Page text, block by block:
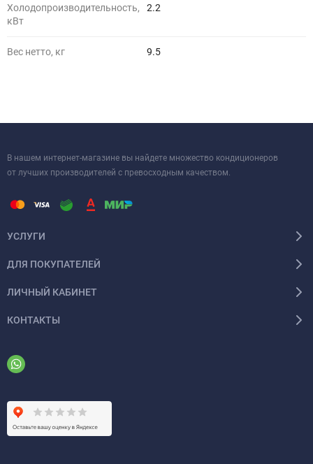
Холодопроизводительность,
кВт
2.2
Вес нетто, кг 9.5
В нашем интернет-магазине вы найдете множество кондиционеров
от лучших производителей с превосходным качеством.
УСЛУГИ
ДЛЯ ПОКУПАТЕЛЕЙ
ЛИЧНЫЙ КАБИНЕТ
КОНТАКТЫ